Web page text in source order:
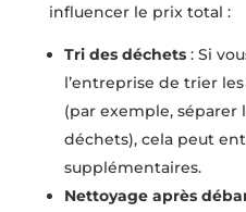
influencer le prix total :
Tri des déchets: Si
l’entreprise de trier
(par exemple, séparer
déchets), cela peut
supplémentaires.
Nettoyage après